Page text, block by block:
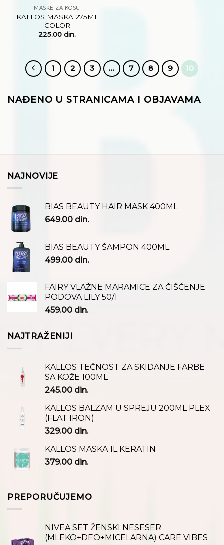
MASKE ZA KOSU
KALLOS MASKA 275ML
COLOR
225.00 din.
1 2 3 … 7 8 9 10
NAĐENO U STRANICAMA I OBJAVAMA
NAJNOVIJE
BIAS BEAUTY HAIR MASK 400ML
649.00 din.
BIAS BEAUTY ŠAMPON 400ML
499.00 din.
FAIRY VLAŽNE MARAMICE ZA ČIŠĆENJE
PODOVA LILY 50/1
459.00 din.
NAJTRAŽENIJI
KALLOS TEČNOST ZA SKIDANJE FARBE
SA KOŽE 100ML
245.00 din.
KALLOS BALZAM U SPREJU 200ML PLEX
(FLAT IRON)
329.00 din.
KALLOS MASKA 1L KERATIN
379.00 din.
PREPORUČUJEMO
NIVEA SET ŽENSKI NESESER
(MLEKO+DEO+MICELARNA) CARE VIBES